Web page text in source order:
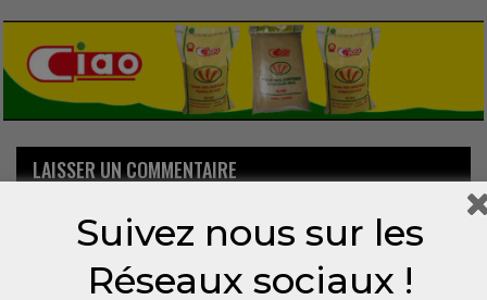
LAISSER UN COMMENTAIRE
Votre adresse email ne sera pas publiée.
Suivez nous sur les
Réseaux sociaux !